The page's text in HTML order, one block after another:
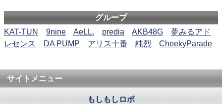
グループ
KAT-TUN
9nine AeLL. predia AKB48G
夢みるアド
レセンス
DA PUMP アリス十番 純烈 CheekyParade
サイトメニュー
もしもしロボ